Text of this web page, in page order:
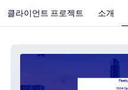
클라이언트 프로젝트 소개